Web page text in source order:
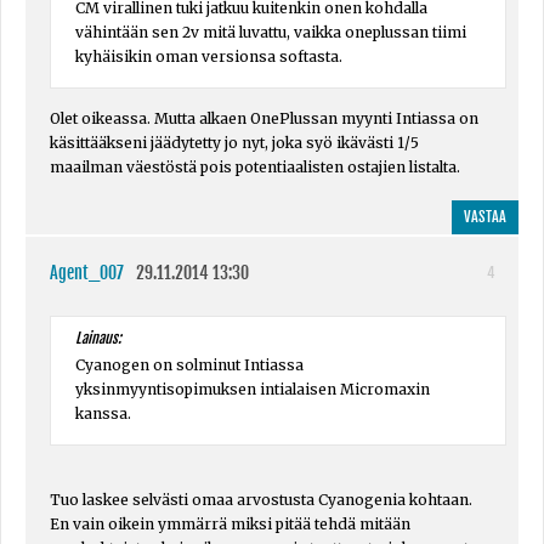
CM virallinen tuki jatkuu kuitenkin onen kohdalla
vähintään sen 2v mitä luvattu, vaikka oneplussan tiimi
kyhäisikin oman versionsa softasta.
Olet oikeassa. Mutta alkaen OnePlussan myynti Intiassa on
käsittääkseni jäädytetty jo nyt, joka syö ikävästi 1/5
maailman väestöstä pois potentiaalisten ostajien listalta.
VASTAA
Agent_007 29.11.2014 13:30 4
Lainaus:
Cyanogen on solminut Intiassa
yksinmyyntisopimuksen intialaisen Micromaxin
kanssa.
Tuo laskee selvästi omaa arvostusta Cyanogenia kohtaan.
En vain oikein ymmärrä miksi pitää tehdä mitään